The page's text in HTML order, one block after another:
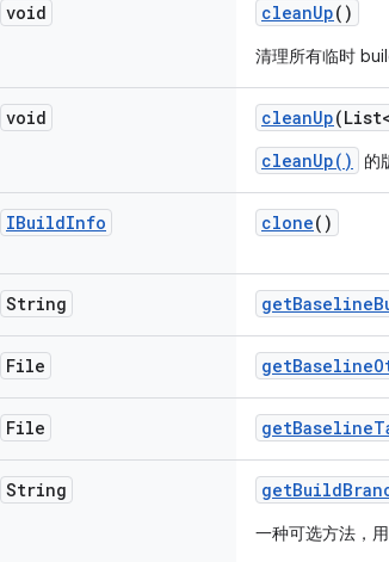
void cleanUp()
清理所有临时
void cleanUp
cleanUp()
的
IBuildInfo clone()
String getBaseline
File getBaseline
File getBaseline
String getBuild
一种可选方法，